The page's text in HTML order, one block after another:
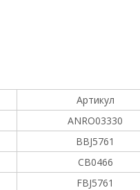
Артикул
ANRO03330
BBJ5761
CB0466
FBJ5761